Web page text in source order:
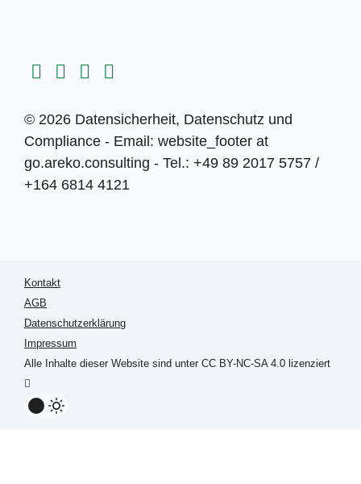
© 2026 Datensicherheit, Datenschutz und
Compliance - Email: website_footer at
go.areko.consulting - Tel.: +49 89 2017 5757 /
+164 6814 4121
Kontakt
AGB
Datenschutzerklärung
Impressum
Alle Inhalte dieser Website sind unter CC BY-NC-SA 4.0 lizenziert